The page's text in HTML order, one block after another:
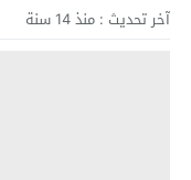
آخر تحديث : منذ 14 سنة